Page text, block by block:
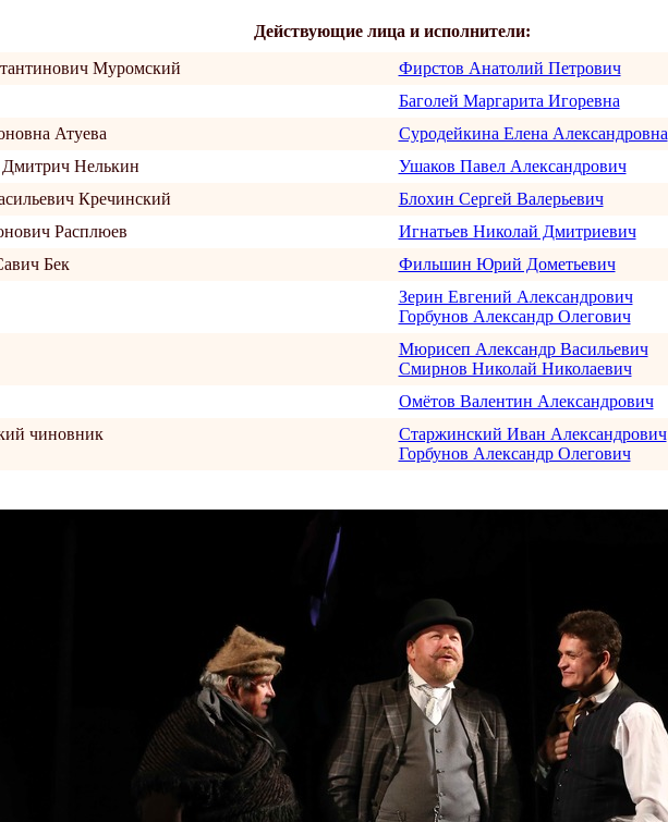
Действующие лица и исполнители:
Муромский
Фирстов Анатолий Петрович
Баголей Маргарита Игоревна
Атуева
Суродейкина Елена Александровна
Нелькин
Ушаков Павел Александрович
Кречинский
Блохин Сергей Валерьевич
Расплюев
Игнатьев Николай Дмитриевич
Бек
Фильшин Юрий Дометьевич
Зерин Евгений Александрович
Горбунов Александр Олегович
Мюрисеп Александр Васильевич
Смирнов Николай Николаевич
Омётов Валентин Александрович
чиновник
Старжинский Иван Александрович
Горбунов Александр Олегович